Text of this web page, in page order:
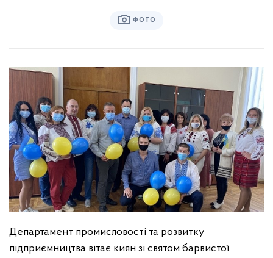
ФОТО
Департамент промисловості та розвитку
підприємництва вітає киян зі святом барвистої